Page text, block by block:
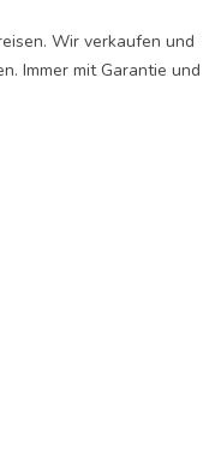
Wir verkaufen und
Immer mit Garantie und